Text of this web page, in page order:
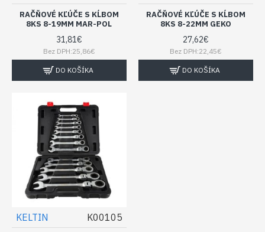
RAČŇOVÉ KĽÚČE S KĹBOM
8KS 8-19MM MAR-POL
31,81€
Bez DPH:25,86€
DO KOŠÍKA
RAČŇOVÉ KĽÚČE S KĹBOM
8KS 8-22MM GEKO
27,62€
Bez DPH:22,45€
DO KOŠÍKA
KELTIN K00105